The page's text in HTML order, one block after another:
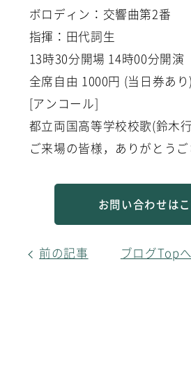
ボロディン：交響曲第2番
指揮：田代詞生
13時30分開場 14時00分開演
全席自由 1000円 (当日券あり)
[アンコール]
都立両国高等学校校歌(鈴木
ご来場の皆様，ありがとうご
お問い合わせは
前の記事 ブログTopへ